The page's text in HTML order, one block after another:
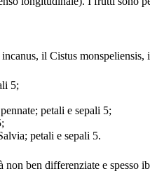
il Cistus monspeliensis,
5;
petali e sepali 5;
petali e sepali 5.
ben differenziate e spesso